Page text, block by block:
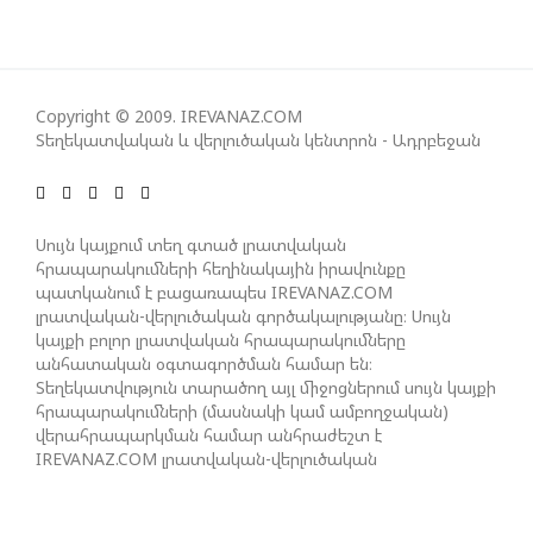
ԻՐԱՆԱԿԱՆ ԵՐԿՈՒ ԼՐԱՏՎԱՄԻՋՈՑԻ
Է ՃԱՆԱՉՎԵԼ
ՆԱԽԱԳԱՀ ԻԼՀԱՄ ԱԼԻԵՎԸ ՇՆՈՐՀԱՎՈՐԵԼ Է ԻՐ
ՄԱԼԴԻՎՑԻ ԳՈՐԾԸՆԿԵՐ ՄՈՀԱՄՄԵԴ ՄՈՒԻԶԱՅԻՆ.
«ՄԵՆՔ ԳՈՀ ԵՆՔ ԱԴՐԲԵՋԱՆԻ ԵՎ ՄԱԼԴԻՎՆԵՐԻ
ՄԻՋԵՎ ՀԱՐԱԲԵՐՈՒԹՅՈՒՆՆԵՐԻ ԴԻՆԱՄԻԿ
ԶԱՐԳԱՑՈՒՄԻՑ»
ՇԱՐՈՒՆԱԿՎՈՒՄ Է «ՄԵԾ ՎԵՐԱԴԱՐՁ» ԾՐԱԳՐԻ
Copyright © 2009. IREVANAZ.COM
Տեղեկատվական և վերլուծական կենտրոն - Ադրբեջան
Սույն կայքում տեղ գտած լրատվական
հրապարակումների հեղինակային իրավունքը
պատկանում է բացառապես IREVANAZ.COM
լրատվական-վերլուծական գործակալությանը։ Սույն
կայքի բոլոր լրատվական հրապարակումները
անհատական օգտագործման համար են։
Տեղեկատվություն տարածող այլ միջոցներում սույն կայքի
հրապարակումների (մասնակի կամ ամբողջական)
վերահրապարկման համար անհրաժեշտ է
IREVANAZ.COM լրատվական-վերլուծական